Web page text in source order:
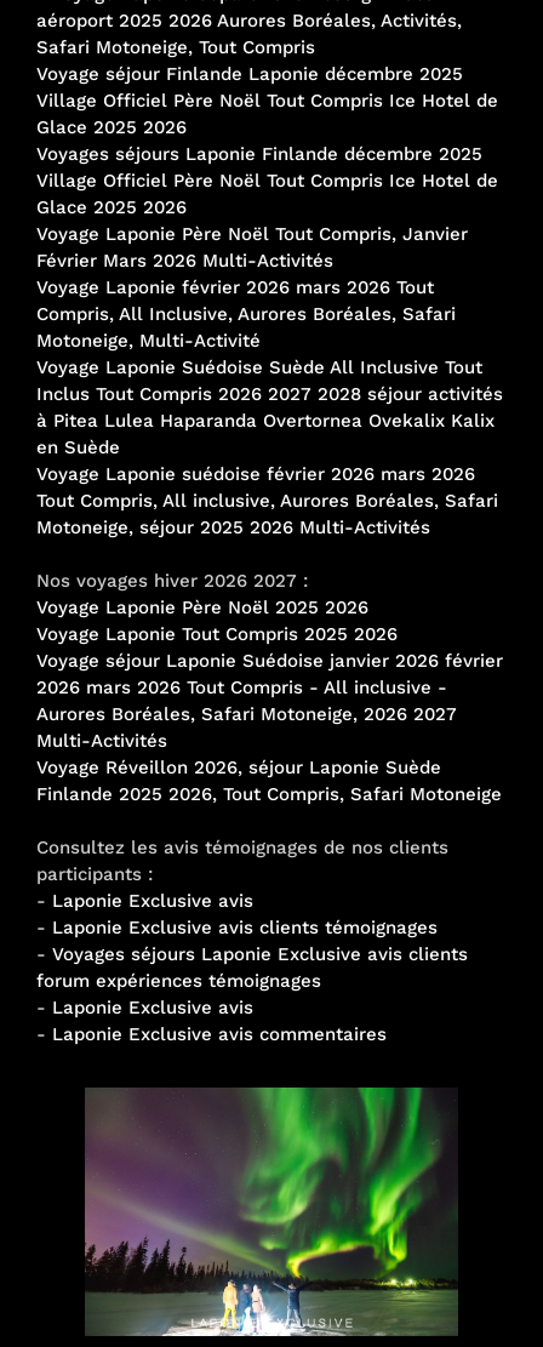
aéroport 2025 2026 Aurores Boréales, Activités,
Safari Motoneige, Tout Compris
Voyage séjour Finlande Laponie décembre 2025
Village Officiel Père Noël Tout Compris Ice Hotel de
Glace 2025 2026
Voyages séjours Laponie Finlande décembre 2025
Village Officiel Père Noël Tout Compris Ice Hotel de
Glace 2025 2026
Voyage Laponie Père Noël Tout Compris, Janvier
Février Mars 2026 Multi-Activités
Voyage Laponie février 2026 mars 2026 Tout
Compris, All Inclusive, Aurores Boréales, Safari
Motoneige, Multi-Activité
Voyage Laponie Suédoise Suède All Inclusive Tout
Inclus Tout Compris 2026 2027 2028 séjour activités
à Pitea Lulea Haparanda Overtornea Ovekalix Kalix
en Suède
Voyage Laponie suédoise février 2026 mars 2026
Tout Compris, All inclusive, Aurores Boréales, Safari
Motoneige, séjour 2025 2026 Multi-Activités
Nos voyages hiver 2026 2027 :
Voyage Laponie Père Noël 2025 2026
Voyage Laponie Tout Compris 2025 2026
Voyage séjour Laponie Suédoise janvier 2026 février
2026 mars 2026 Tout Compris - All inclusive -
Aurores Boréales, Safari Motoneige, 2026 2027
Multi-Activités
Voyage Réveillon 2026, séjour Laponie Suède
Finlande 2025 2026, Tout Compris, Safari Motoneige
Consultez les avis témoignages de nos clients
participants :
- Laponie Exclusive avis
- Laponie Exclusive avis clients témoignages
- Voyages séjours Laponie Exclusive avis clients
forum expériences témoignages
- Laponie Exclusive avis
- Laponie Exclusive avis commentaires